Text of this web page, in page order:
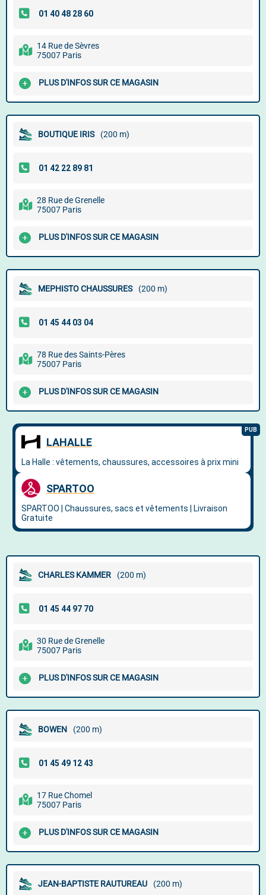
14 Rue de Sèvres
75007 Paris
PLUS D'INFOS SUR CE MAGASIN
BOUTIQUE IRIS (200 m)
28 Rue de Grenelle
75007 Paris
PLUS D'INFOS SUR CE MAGASIN
MEPHISTO CHAUSSURES (200 m)
78 Rue des Saints-Pères
75007 Paris
PLUS D'INFOS SUR CE MAGASIN
CHARLES KAMMER (200 m)
30 Rue de Grenelle
75007 Paris
PLUS D'INFOS SUR CE MAGASIN
BOWEN (200 m)
17 Rue Chomel
75007 Paris
PLUS D'INFOS SUR CE MAGASIN
JEAN-BAPTISTE RAUTUREAU (200 m)